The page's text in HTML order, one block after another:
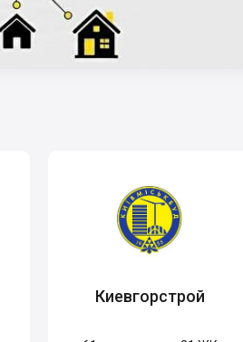
Киевгорстрой